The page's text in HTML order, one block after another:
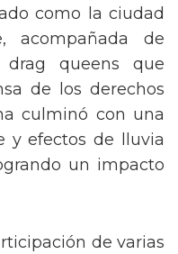
como la ciudad
acompañada de
drag queens que
de los derechos
culminó con una
y efectos de lluvia
un impacto
de varias